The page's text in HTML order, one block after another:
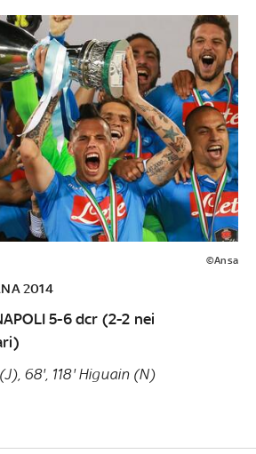
©Ansa
2014
5-6 dcr (2-2 nei
68', 118' Higuain (N)